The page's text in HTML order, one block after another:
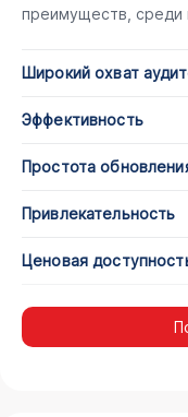
преимуществ, среди
Широкий охват
Эффективность
Простота
Привлекательность
Ценовая